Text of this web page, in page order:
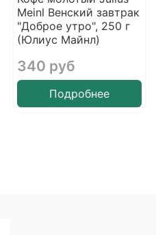
Meinl Венский завтрак
"Доброе утро", 250 г
(Юлиус Майнл)
340 руб
Подробнее